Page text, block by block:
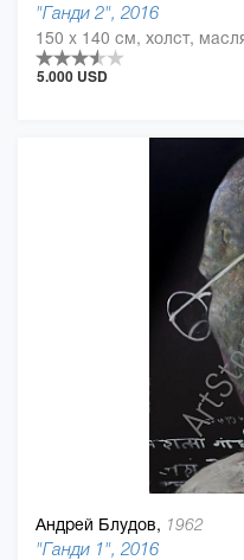
"Ганди 2", 2016
5.000 USD
Андрей Блудов, 1962
"Ганди 1", 2016